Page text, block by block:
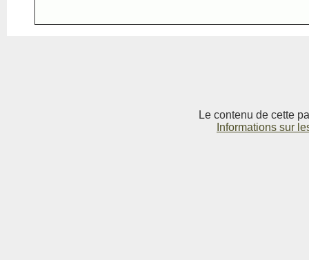
Le contenu de cette
Informations sur